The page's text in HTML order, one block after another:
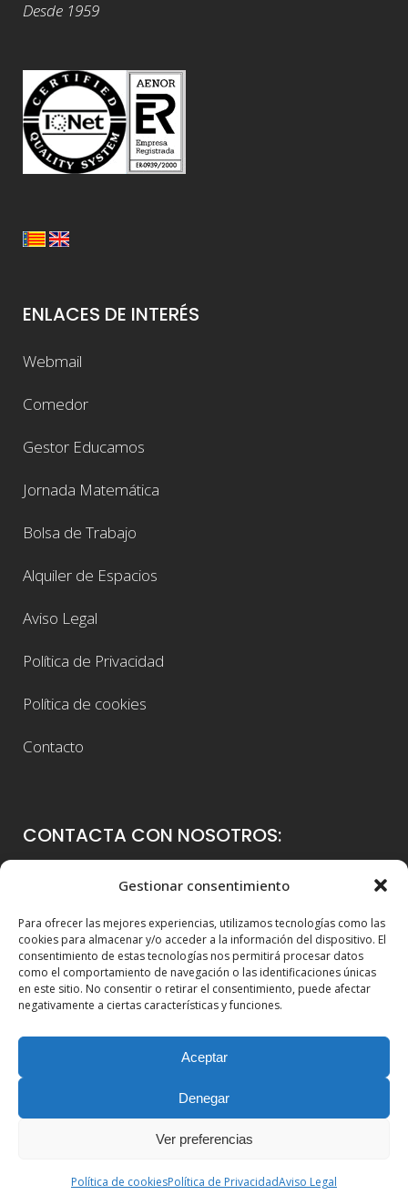
Gestionar consentimiento
Para ofrecer las mejores experiencias, utilizamos tecnologías como las
cookies para almacenar y/o acceder a la información del dispositivo. El
consentimiento de estas tecnologías nos permitirá procesar datos
como el comportamiento de navegación o las identificaciones únicas
en este sitio. No consentir o retirar el consentimiento, puede afectar
negativamente a ciertas características y funciones.
Aceptar
Denegar
Ver preferencias
Política de cookiesPolítica de PrivacidadAviso Legal
Desde 1959
ENLACES DE INTERÉS
Webmail
Comedor
Gestor Educamos
Jornada Matemática
Bolsa de Trabajo
Alquiler de Espacios
Aviso Legal
Política de Privacidad
Política de cookies
Contacto
CONTACTA CON NOSOTROS:
Colegio Guadalaviar
46021 Valencia
96 339 36 00
info@colegioguadalaviar.es
desarrollada por LolUp Online Marketing